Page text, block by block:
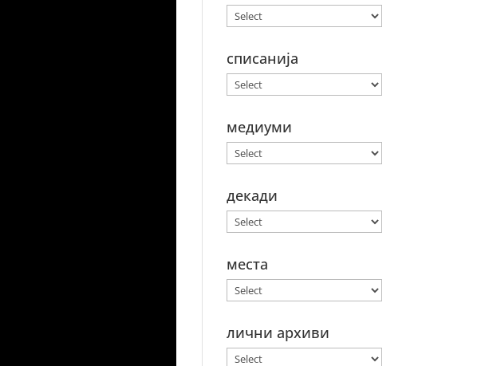
списанија
медиуми
декади
места
лични архиви